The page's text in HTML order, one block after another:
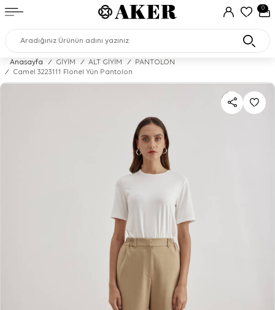
0
Anasayfa / GİYİM / ALT GİYİM /
PANTOLON
/
Camel 3223111 Flonel Yün Pantolon